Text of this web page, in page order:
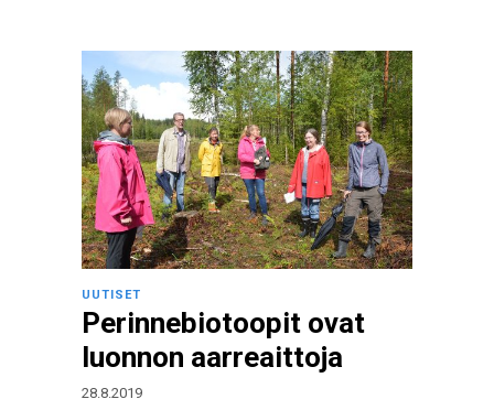
UUTISET
Perinnebiotoopit ovat
luonnon aarreaittoja
28.8.2019